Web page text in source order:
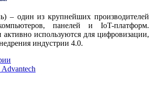
– один из крупнейших производителей
панелей и IoT-платформ.
используются для цифровизации,
индустрии 4.0.